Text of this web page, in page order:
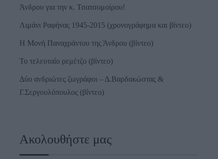
Άνδρου για την κ. Τσατσομοίρου!
Λιμάνι Ραφήνας 1945-2015 (χρονογράφημα και βίντεο)
Η Μονή Παναχράντου της Άνδρου (βίντεο)
Το τελευταίο ρεμέτζο (βίντεο)
Δύο ανδριώτες ζωγράφοι – Δ.Βαρδακώστας &
Γ.Σεργουλόπουλος (βίντεο)
Ακολουθήστε μας